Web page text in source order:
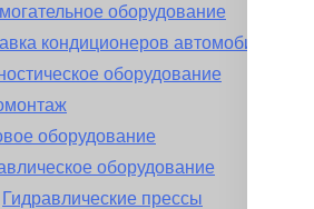
оборудование
кондиционеров автомобиля
оборудование
оборудование
оборудование
Гидравлические прессы